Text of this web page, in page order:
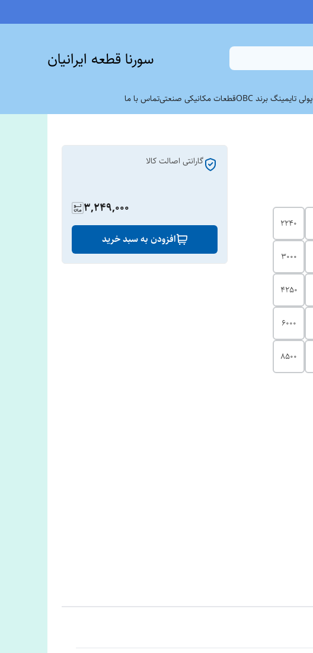
سورنا قطعه ایرانیان
پولی تایمینگ برند OBC قطعات مکانیکی صنعتیتماس با ما
2240
3000
4250
6000
8500
گارانتی اصالت کالا
3,249,000
افزودن به سبد خرید